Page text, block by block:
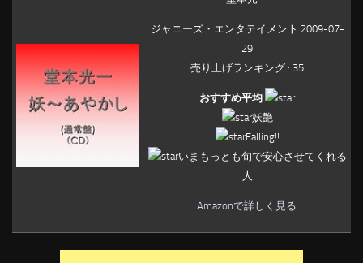
ジャニーズ・エンタテイメント 2009-07-
29
売り上げランキング : 35
おすすめ平均
妖艶
Falling!!
いまもっとも旬で安心させてくれる
人
Amazonで詳しく見る